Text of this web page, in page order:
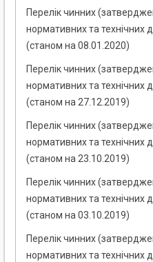
Перелік чинних
нормативних та технічних
(станом на 08.01.2020)
Перелік чинних
нормативних та технічних
(станом на 27.12.2019)
Перелік чинних
нормативних та технічних
(станом на 23.10.2019)
Перелік чинних
нормативних та технічних
(станом на 03.10.2019)
Перелік чинних
нормативних та технічних